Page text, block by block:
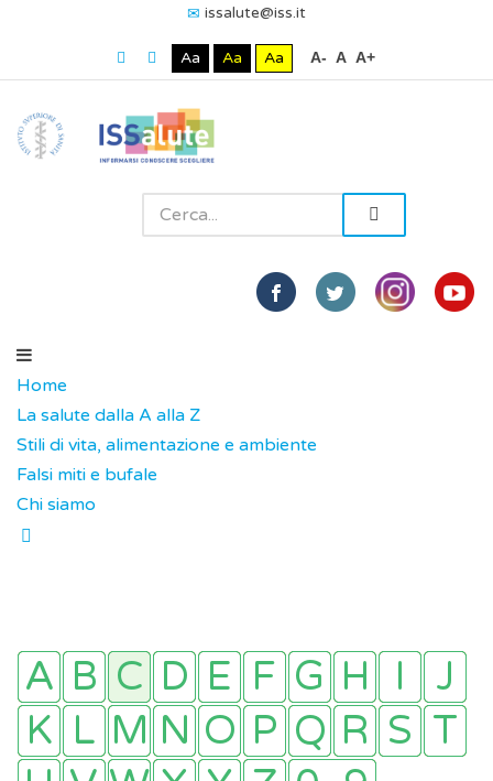
issalute@iss.it
Aa Aa Aa A- A A+
Home
La salute dalla A alla Z
Stili di vita, alimentazione e ambiente
Falsi miti e bufale
Chi siamo